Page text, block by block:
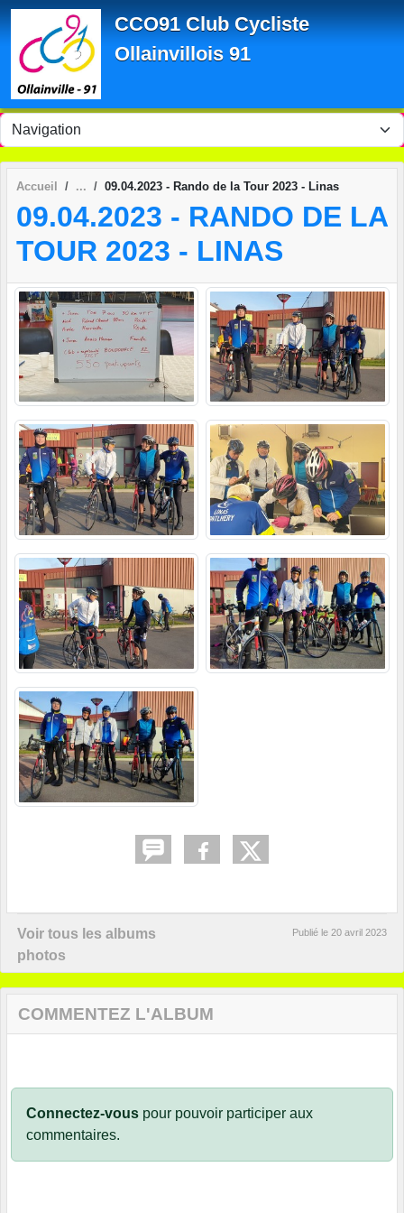
CCO91 Club Cycliste
Ollainvillois 91
Accueil 09.04.2023 - Rando de la Tour 2023 - Linas
09.04.2023 - RANDO DE LA
TOUR 2023 - LINAS
Voir tous les albums
photos
Publié le 20 avril 2023
COMMENTEZ L'ALBUM
Connectez-vous pour pouvoir participer aux
commentaires.
Panneau de gestion des cookies